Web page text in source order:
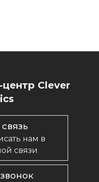
Clever
нам в
связи